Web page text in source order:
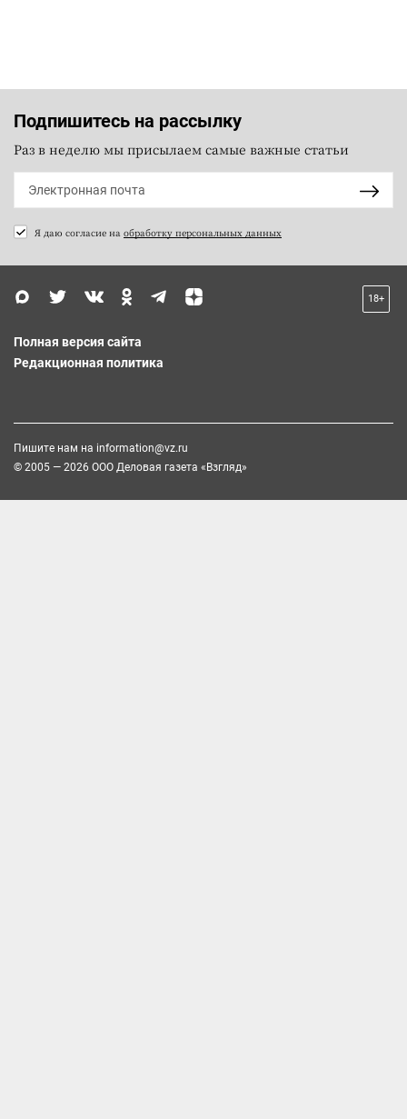
Подпишитесь на рассылку
Раз в неделю мы присылаем самые важные статьи
Я даю согласие на обработку персональных данных
18+
Полная версия сайта
Редакционная политика
Пишите нам на information@vz.ru
© 2005 — 2026 ООО Деловая газета «Взгляд»